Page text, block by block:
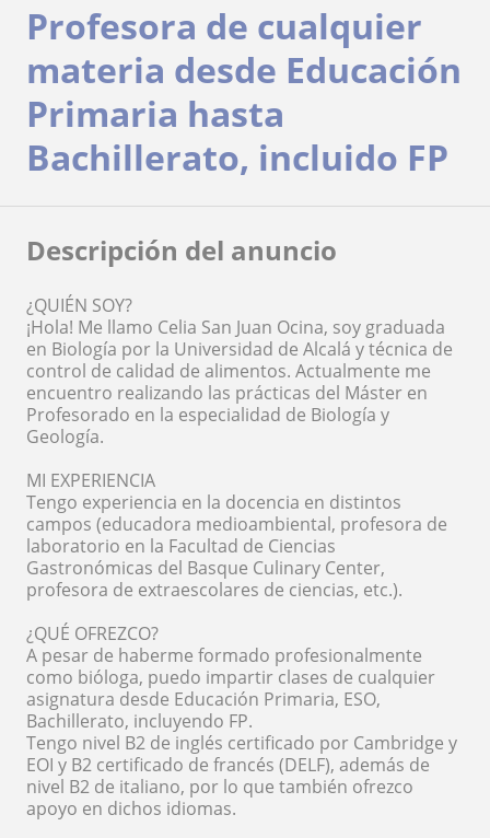
Profesora de cualquier
materia desde Educación
Primaria hasta
Bachillerato, incluido FP
Descripción del anuncio
¿QUIÉN SOY?
¡Hola! Me llamo Celia San Juan Ocina, soy graduada
en Biología por la Universidad de Alcalá y técnica de
control de calidad de alimentos. Actualmente me
encuentro realizando las prácticas del Máster en
Profesorado en la especialidad de Biología y
Geología.
MI EXPERIENCIA
Tengo experiencia en la docencia en distintos
campos (educadora medioambiental, profesora de
laboratorio en la Facultad de Ciencias
Gastronómicas del Basque Culinary Center,
profesora de extraescolares de ciencias, etc.).
¿QUÉ OFREZCO?
A pesar de haberme formado profesionalmente
como bióloga, puedo impartir clases de cualquier
asignatura desde Educación Primaria, ESO,
Bachillerato, incluyendo FP.
Tengo nivel B2 de inglés certificado por Cambridge y
EOI y B2 certificado de francés (DELF), además de
nivel B2 de italiano, por lo que también ofrezco
apoyo en dichos idiomas.